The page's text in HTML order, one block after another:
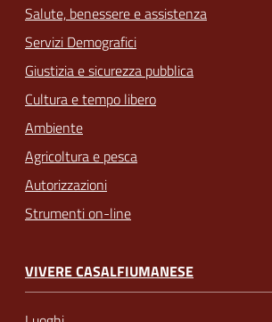
Salute, benessere e assistenza
Servizi Demografici
Giustizia e sicurezza pubblica
Cultura e tempo libero
Ambiente
Agricoltura e pesca
Autorizzazioni
Strumenti on-line
VIVERE CASALFIUMANESE